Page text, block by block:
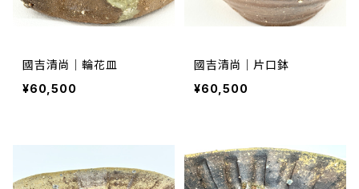
國吉清尚｜輪花皿
¥60,500
國吉清尚｜片口鉢
¥60,500